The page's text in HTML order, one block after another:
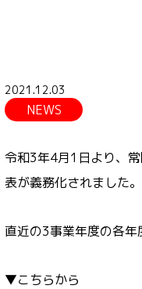
2021.12.03
NEWS
令和3年4月1日より、
表が義務化されました。
直近の3事業年度の各
▼こちらから